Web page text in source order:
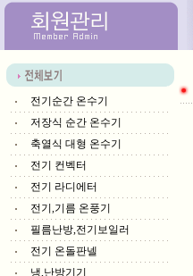
전기순간 온수기
저장식 순간 온수기
축열식 대형 온수기
전기 컨벡터
전기 라디에터
전기,기름 온풍기
필름난방,전기보일러
전기 온돌판넬
냉,난방기기